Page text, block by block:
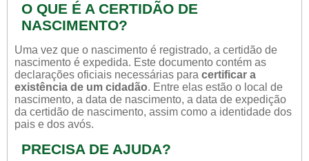
O QUE É A CERTIDÃO DE
NASCIMENTO?
Uma vez que o nascimento é registrado, a certidão de
nascimento é expedida. Este documento contém as
declarações oficiais necessárias para certificar a
existência de um cidadão. Entre elas estão o local de
nascimento, a data de nascimento, a data de expedição
da certidão de nascimento, assim como a identidade dos
pais e dos avós.
PRECISA DE AJUDA?